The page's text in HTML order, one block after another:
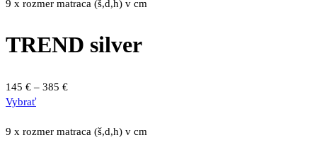
produktu.
through
má
Možnosti
vybrať
na
produktu.
9 x rozmer matraca (š,d,h) v cm
TREND silver
145 € – 385 €Price
through
VybraťTento
má
9 x rozmer matraca (š,d,h) v cm